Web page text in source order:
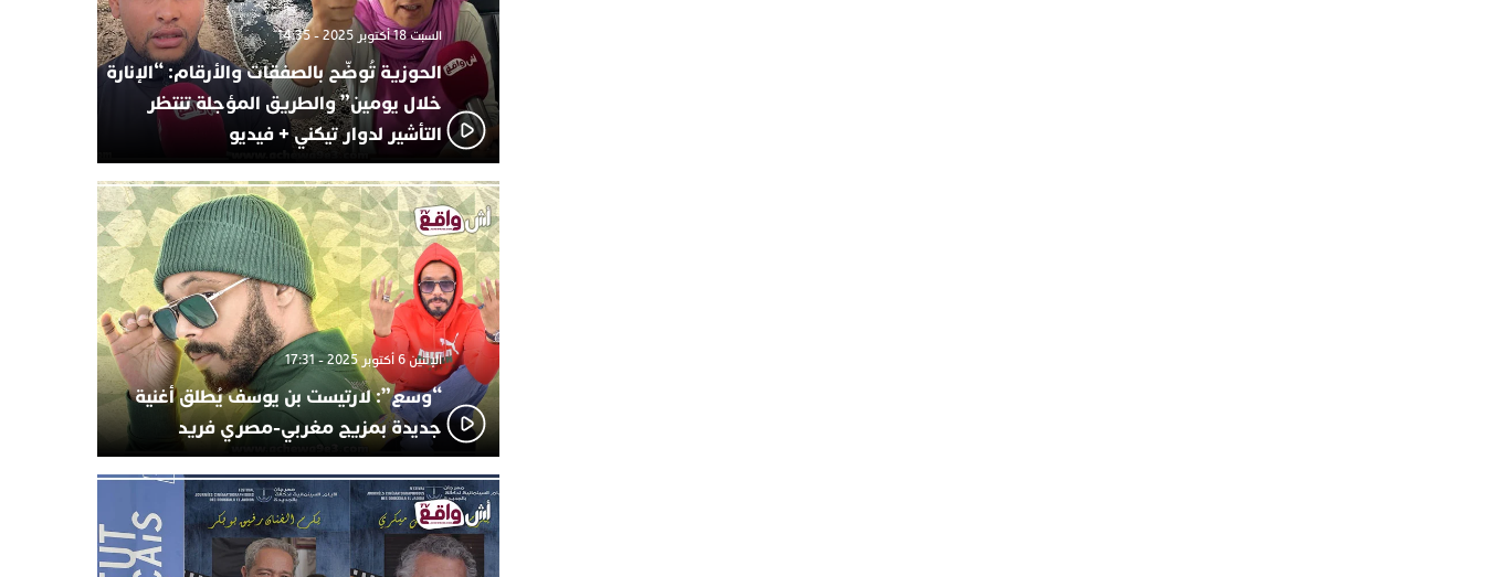
السبت 18 أكتوبر 2025 - 14:35
الحوزية تُوضّح بالصفقات والأرقام: “الإنارة
خلال يومين” والطريق المؤجلة تنتظر
التأشير لدوار تيكني + فيديو
الإثنين 6 أكتوبر 2025 - 17:31
“وسع”: لارتيست بن يوسف يُطلق أغنية
جديدة بمزيج مغربي-مصري فريد